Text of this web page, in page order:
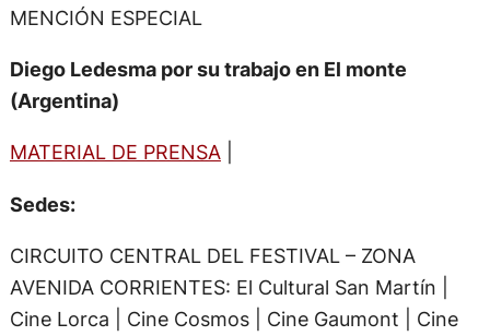
MENCIÓN ESPECIAL
Diego Ledesma por su trabajo en El monte
(Argentina)
MATERIAL DE PRENSA|
Sedes:
CIRCUITO CENTRAL DEL FESTIVAL – ZONA
AVENIDA CORRIENTES: El Cultural San Martín |
Cine Lorca | Cine Cosmos | Cine Gaumont | Cine